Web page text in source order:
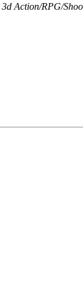
3d Action/RPG/